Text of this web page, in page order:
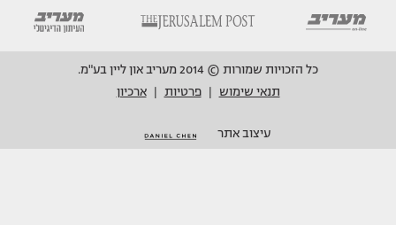
כל הזכויות שמורות © 2014 מעריב און ליין בע"מ.
תנאי שימוש
פרטיות ארכיון
עיצוב אתר